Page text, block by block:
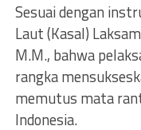
Sesuai dengan
Laut (Kasal)
M.M., bahwa
rangka
memutus mata
Indonesia.